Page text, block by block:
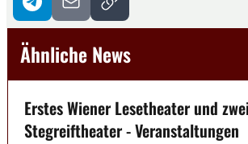
Ähnliche News
Erstes Wiener Lesetheater und
Stegreiftheater - Veranstaltungen